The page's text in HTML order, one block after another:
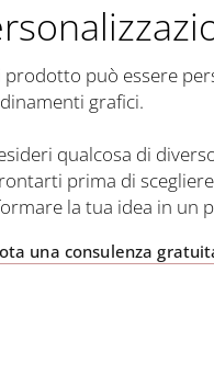
prodotto può essere
grafici.
qualcosa di
prima di
la tua idea in un
una consulenza